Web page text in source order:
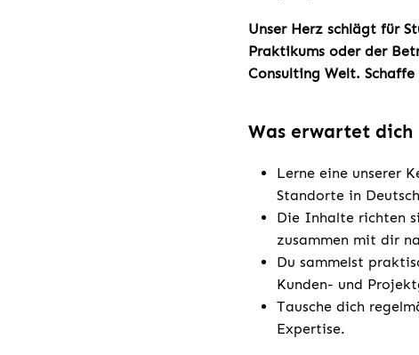
Unser Herz schlägt für
Praktikums oder der
Consulting Welt.
Was erwartet dich
Lerne eine unserer
Standorte in
Die Inhalte richten
zusammen mit dir
Du sammelst
Kunden- und
Tausche dich
Expertise.